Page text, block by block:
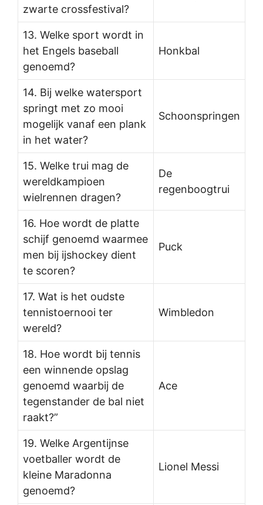
zwarte crossfestival?
13. Welke sport wordt in
het Engels baseball
genoemd?
Honkbal
14. Bij welke watersport
springt met zo mooi
mogelijk vanaf een plank
in het water?
Schoonspringen
15. Welke trui mag de
wereldkampioen
wielrennen dragen?
De
regenboogtrui
16. Hoe wordt de platte
schijf genoemd waarmee
men bij ijshockey dient
te scoren?
Puck
17. Wat is het oudste
tennistoernooi ter
wereld?
Wimbledon
18. Hoe wordt bij tennis
een winnende opslag
genoemd waarbij de
tegenstander de bal niet
raakt?”
Ace
19. Welke Argentijnse
voetballer wordt de
kleine Maradonna
genoemd?
Lionel Messi